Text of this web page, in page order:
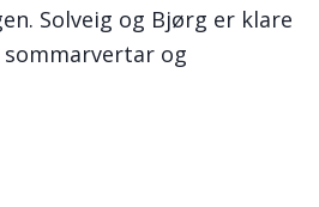
Solveig og Bjørg er klare
og